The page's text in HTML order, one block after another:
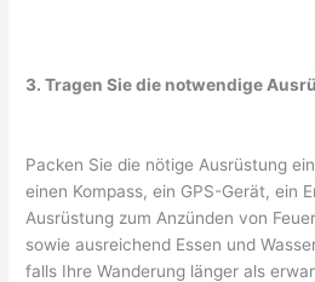
3. Tragen Sie die notwendige
Packen Sie die nötige Ausrüstung
einen Kompass, ein GPS-Gerät, ein
Ausrüstung zum Anzünden von
sowie ausreichend Essen und
falls Ihre Wanderung länger als